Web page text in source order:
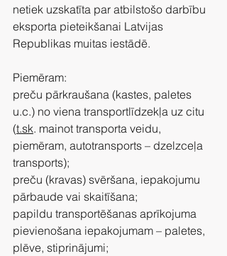
netiek uzskatīta par atbilstošo darbību
eksporta pieteikšanai Latvijas
Republikas muitas iestādē.
Piemēram:
preču pārkraušana (kastes, paletes
u.c.) no viena transportlīdzekļa uz citu
(t.sk. mainot transporta veidu,
piemēram, autotransports – dzelzceļa
transports);
preču (kravas) svēršana, iepakojumu
pārbaude vai skaitīšana;
papildu transportēšanas aprīkojuma
pievienošana iepakojumam – paletes,
plēve, stiprinājumi;